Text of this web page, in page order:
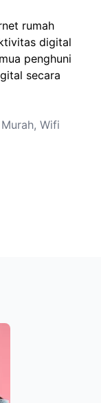
rumah
digital
penghuni
secara
, Wifi